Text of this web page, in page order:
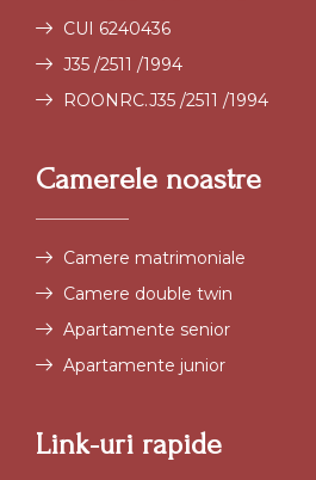
CUI 6240436
J35 /2511 /1994
ROONRC.J35 /2511 /1994
Camerele noastre
Camere matrimoniale
Camere double twin
Apartamente senior
Apartamente junior
Link-uri rapide